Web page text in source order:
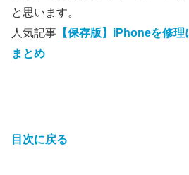
と思います。
人気記事 【保存版】iPhoneを修
まとめ
目次に戻る